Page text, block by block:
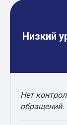
Низкий
Нет
обращений.